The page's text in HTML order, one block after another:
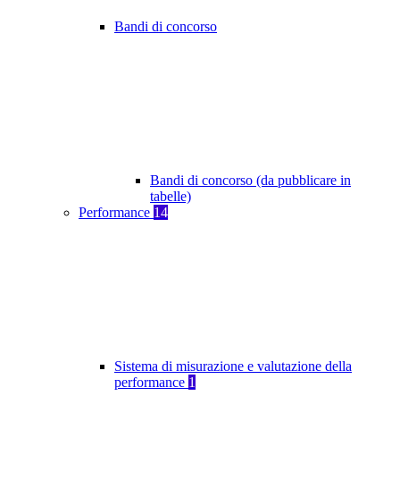
Bandi di concorso
Bandi di concorso (da pubblicare in
tabelle)
Performance 14
Sistema di misurazione e valutazione della
performance 1